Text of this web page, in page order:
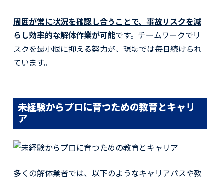
周囲が常に状況を確認し合うことで、事故リスクを減
らし効率的な解体作業が可能です。チームワークでリ
スクを最小限に抑える努力が、現場では毎日続けられ
ています。
未経験からプロに育つための教育とキャリ
ア
多くの解体業者では、以下のようなキャリアパスや教